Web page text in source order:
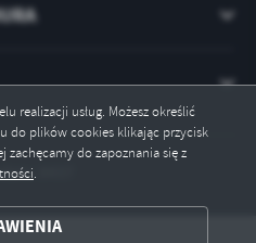
realizacji usług. Możesz określić
do plików cookies klikając przycisk
zachęcamy do zapoznania się z
.
WYBRANE
8437